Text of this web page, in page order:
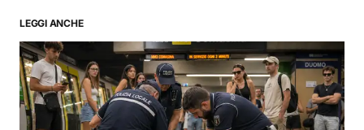
LEGGI ANCHE